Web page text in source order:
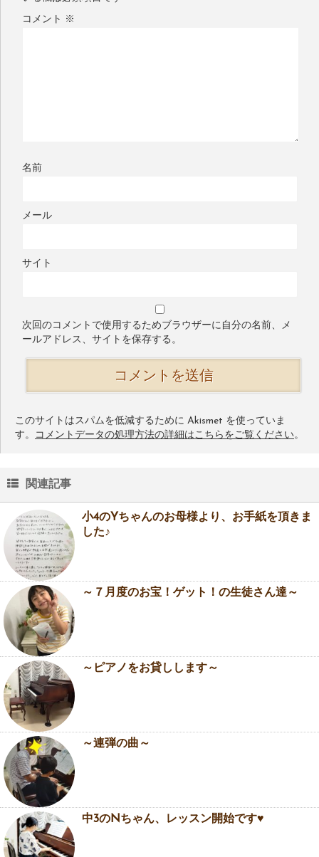
コメント ※
名前
メール
サイト
次回のコメントで使用するためブラウザーに自分の名前、メ
ールアドレス、サイトを保存する。
このサイトはスパムを低減するために Akismet を使っていま
す。
コメントデータの処理方法の詳細はこちらをご覧ください。
関連記事
小4のYちゃんのお母様より、お手紙を頂きま
した♪
～７月度のお宝！ゲット！の生徒さん達～
～ピアノをお貸しします～
～連弾の曲～
中3のNちゃん、レッスン開始です♥️